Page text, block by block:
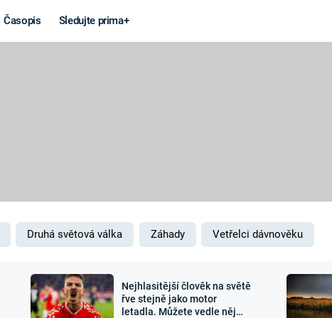
Časopis Sledujte prima+
MARS
Záhady a
Zajímavosti
Druhá světová válka Záhady Vetřelci dávnověku
Nejhlasitější člověk na světě
řve stejně jako motor
letadla. Můžete vedle něj